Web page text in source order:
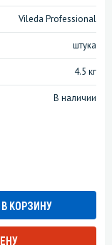
Vileda Professional
штука
4.5 кг
В наличии
В КОРЗИНУ